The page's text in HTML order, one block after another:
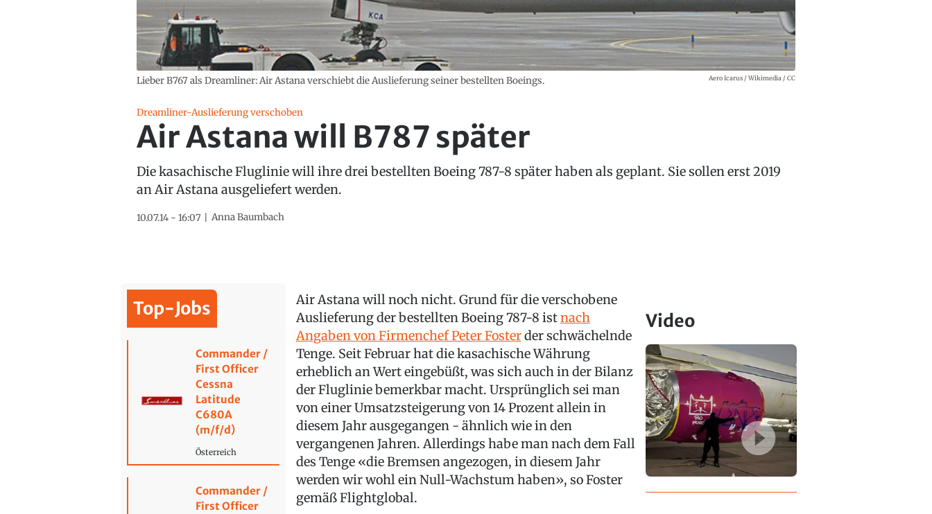
Lieber B767 als Dreamliner: Air Astana verschiebt die Auslieferung seiner bestellten Boeings. Aero Icarus / Wikimedia / CC
Dreamliner-Auslieferung verschoben
Air Astana will B787 später
Die kasachische Fluglinie will ihre drei bestellten Boeing 787-8 später haben als geplant. Sie sollen erst 2019
an Air Astana ausgeliefert werden.
10.07.14 - 16:07 Anna Baumbach
Top-Jobs
Commander /
First Officer
Cessna
Latitude
C680A
(m/f/d)
Österreich
Commander /
First Officer
Air Astana will noch nicht. Grund für die verschobene
Auslieferung der bestellten Boeing 787-8 istnach
Angaben von Firmenchef Peter Fosterder schwächelnde
Tenge. Seit Februar hat die kasachische Währung
erheblich an Wert eingebüßt, was sich auch in der Bilanz
der Fluglinie bemerkbar macht. Ursprünglich sei man
von einer Umsatzsteigerung von 14 Prozent allein in
diesem Jahr ausgegangen - ähnlich wie in den
vergangenen Jahren. Allerdings habe man nach dem Fall
des Tenge «die Bremsen angezogen, in diesem Jahr
werden wir wohl ein Null-Wachstum haben», so Foster
gemäß Flightglobal.
Video